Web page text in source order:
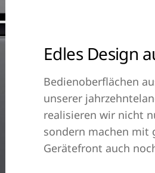
Edles Design
Bedienoberflächen
unserer
realisieren wir nicht
sondern machen mit
Gerätefront auch